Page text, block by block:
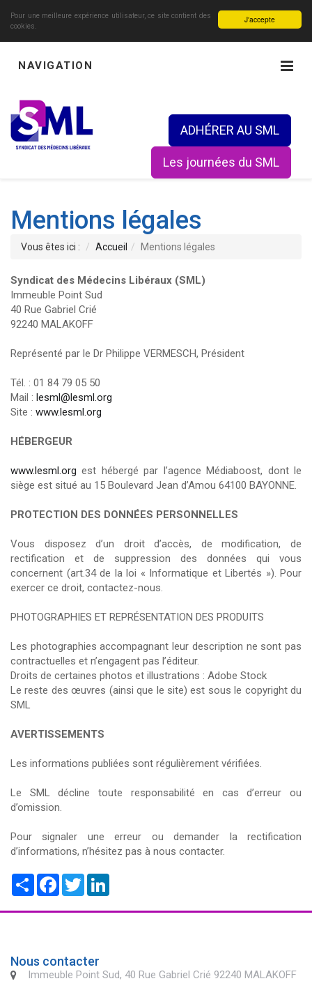
J'accepte
Pour une meilleure expérience utilisateur, ce site contient des
cookies.
NAVIGATION
ADHÉRER AU SML
Les journées du SML
Mentions légales
Vous êtes ici : Accueil Mentions légales
Syndicat des Médecins Libéraux (SML)
Immeuble Point Sud
40 Rue Gabriel Crié
92240 MALAKOFF
Représenté par le Dr Philippe VERMESCH, Président
Tél. : 01 84 79 05 50
Mail : lesml@lesml.org
Site : www.lesml.org
HÉBERGEUR
www.lesml.org est hébergé par l’agence Médiaboost, dont le
siège est situé au 15 Boulevard Jean d’Amou 64100 BAYONNE.
PROTECTION DES DONNÉES PERSONNELLES
Vous disposez d’un droit d’accès, de modification, de
rectification et de suppression des données qui vous
concernent (art.34 de la loi « Informatique et Libertés »). Pour
exercer ce droit, contactez-nous.
PHOTOGRAPHIES ET REPRÉSENTATION DES PRODUITS
Les photographies accompagnant leur description ne sont pas
contractuelles et n’engagent pas l’éditeur.
Droits de certaines photos et illustrations : Adobe Stock
Le reste des œuvres (ainsi que le site) est sous le copyright du
SML
AVERTISSEMENTS
Les informations publiées sont régulièrement vérifiées.
Le SML décline toute responsabilité en cas d’erreur ou
d’omission.
Pour signaler une erreur ou demander la rectification
d’informations, n’hésitez pas à nous contacter.
Share FacebookTwitter
Nous contacter
Immeuble Point Sud, 40 Rue Gabriel Crié 92240 MALAKOFF